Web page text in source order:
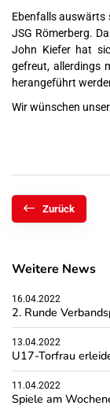
Ebenfalls auswärts
JSG Römerberg.
John Kiefer hat
gefreut, allerdings
herangeführt
Wir wünschen
Zurück
Weitere News
16.04.2022
2. Runde
13.04.2022
U17-Torfrau
11.04.2022
Spiele am